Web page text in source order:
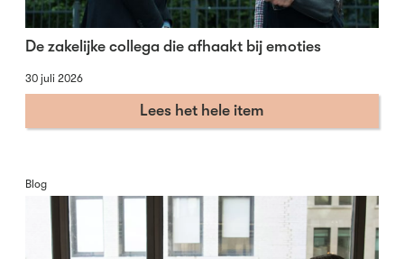
De zakelijke collega die afhaakt bij emoties
30 juli 2026
Lees het hele item
Blog